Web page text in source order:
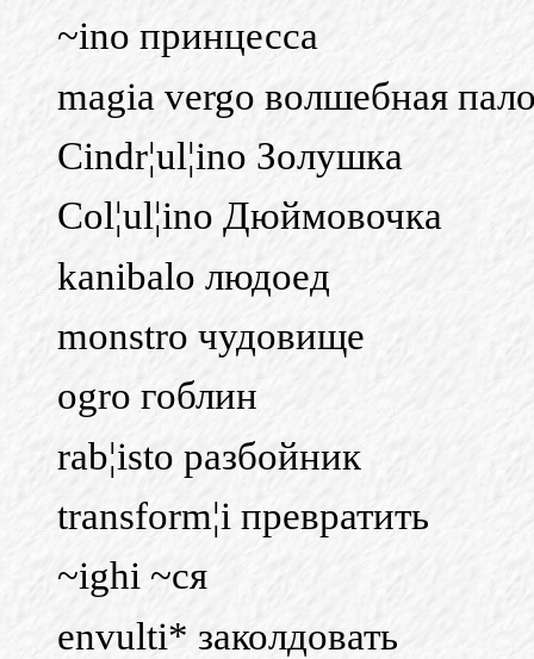
~ino принцесса
magia vergo волшебная
Cindr¦ul¦ino Золушка
Col¦ul¦ino Дюймовочка
kanibalo людоед
monstro чудовище
ogro гоблин
rab¦isto разбойник
transform¦i превратить
~ighi ~ся
envulti* заколдовать